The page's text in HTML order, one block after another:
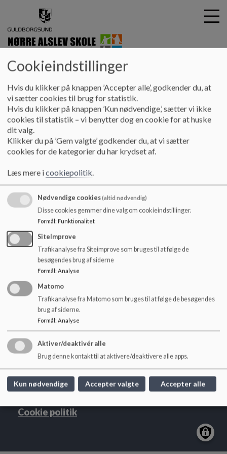
i
Nørre Alslev SKole
Skolebestyrelse Principper
Forældreinddragelse og
skole-hjem-samarbejde
Forældreinddragelse og skole-hjem-
Forældreinddragelse og skole-hjem-samarbejde
Dokumenter
Principper for forældreindddragelse 2023.pdf
Nørre Alslev Skole
Skolegade 5, 4840 Nørre Alslev.
54731440
EAN NR. 5798007191009
Tilgængelighedserklæring
Sitemap
Cookie politik
Cookieindstillinger
Hvis du klikker på knappen ’Accepter alle’, godkender du, at
vi sætter cookies til brug for statistik.
Hvis du klikker på knappen ’Kun nødvendige,’ sætter vi ikke
cookies til statistik – vi benytter dog en cookie for at huske
dit valg.
Klikker du på ’Gem valgte’ godkender du, at vi sætter
cookies for de kategorier du har krydset af.
Læs mere icookiepolitik.
Nødvendige cookies(altid nødvendig)
Disse cookies gemmer dine valg om cookieindstillinger.
Formål: Funktionalitet
SiteImprove
Trafikanalyse fra Siteimprove som bruges til at følge de
besøgendes brug af siderne
Formål: Analyse
Matomo
Trafikanalyse fra Matomo som bruges til at følge de besøgendes
brug af siderne.
Formål: Analyse
Aktiver/deaktivér alle
Brug denne kontakt til at aktivere/deaktivere alle apps.
Kun nødvendige Accepter valgte Accepter alle